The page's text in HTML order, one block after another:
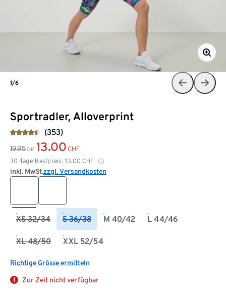
Sportradler, Alloverprint
(353)
19.95 CHF 13.00 CHF
30-Tage-Bestpreis: 13.00 CHF
inkl. MwSt.zzgl. Versandkosten
XS 32/34 S 36/38 M 40/42 L 44/46
XL 48/50 XXL 52/54
Richtige Grösse ermitteln
Zur Zeit nicht verfügbar
1/6